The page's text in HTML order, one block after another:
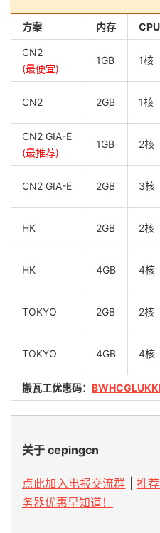
方案 内存 CPU
CN2
(最便宜)
1GB 1核
CN2 2GB 1核
CN2 GIA-E
(最推荐)
1GB 2核
CN2 GIA-E 2GB 3核
HK 2GB 2核
HK 4GB 4核
TOKYO 2GB 2核
TOKYO 4GB 4核
搬瓦工优惠码：
关于 cepingcn
点此加入电报交流群
推
务器优惠早知道！